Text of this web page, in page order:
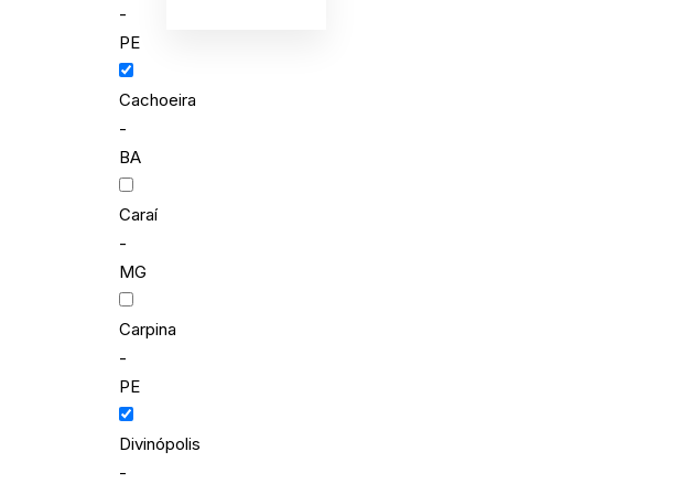
-
PE
Cachoeira
-
BA
Caraí
-
MG
Carpina
-
PE
Divinópolis
-